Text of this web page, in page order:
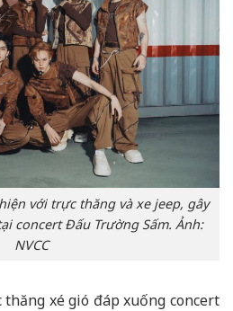
với trực thăng và xe jeep, gây
concert Đấu Trường Sấm. Ảnh:
NVCC
xé gió đáp xuống concert